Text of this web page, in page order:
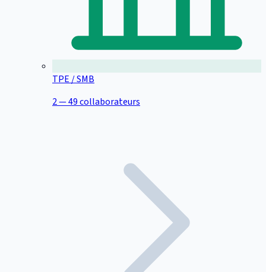
TPE / SMB
2 — 49 collaborateurs